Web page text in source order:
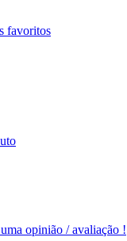
favoritos
opinião / avaliação !